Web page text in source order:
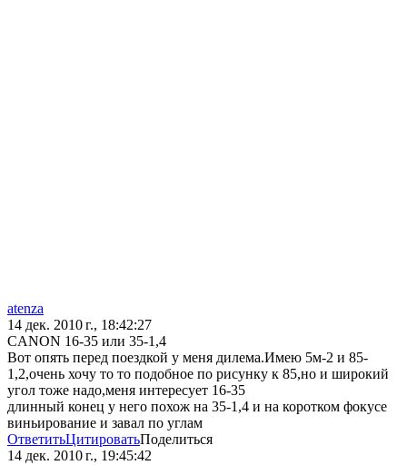
atenza
14 дек. 2010 г., 18:42:27
CANON 16-35 или 35-1,4
Вот опять перед поездкой у меня дилема.Имею 5м-2 и 85-
1,2,очень хочу то то подобное по рисунку к 85,но и широкий
угол тоже надо,меня интересует 16-35
длинный конец у него похож на 35-1,4 и на коротком фокусе
виньирование и завал по углам
ОтветитьЦитироватьПоделиться
14 дек. 2010 г., 19:45:42